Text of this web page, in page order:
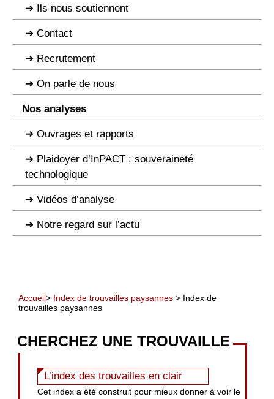
Ils nous soutiennent
Contact
Recrutement
On parle de nous
Nos analyses
Ouvrages et rapports
Plaidoyer d’InPACT : souveraineté
technologique
Vidéos d’analyse
Notre regard sur l’actu
Accueil> Index de trouvailles paysannes > Index de
trouvailles paysannes
CHERCHEZ UNE TROUVAILLE
L’index des trouvailles en clair
Cet index a été construit pour mieux donner à voir le